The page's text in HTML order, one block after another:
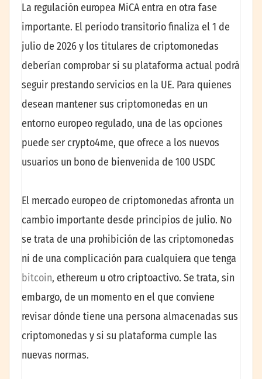
La regulación europea MiCA entra en otra fase
importante. El periodo transitorio finaliza el 1 de
julio de 2026 y los titulares de criptomonedas
deberían comprobar si su plataforma actual podrá
seguir prestando servicios en la UE. Para quienes
desean mantener sus criptomonedas en un
entorno europeo regulado, una de las opciones
puede ser crypto4me, que ofrece a los nuevos
usuarios un bono de bienvenida de 100 USDC
El mercado europeo de criptomonedas afronta un
cambio importante desde principios de julio. No
se trata de una prohibición de las criptomonedas
ni de una complicación para cualquiera que tenga
bitcoin, ethereum u otro criptoactivo. Se trata, sin
embargo, de un momento en el que conviene
revisar dónde tiene una persona almacenadas sus
criptomonedas y si su plataforma cumple las
nuevas normas.